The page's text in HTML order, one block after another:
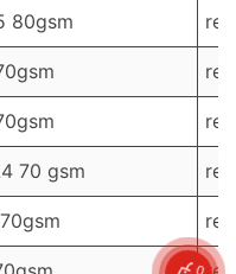
80gsm
70 gsm
0